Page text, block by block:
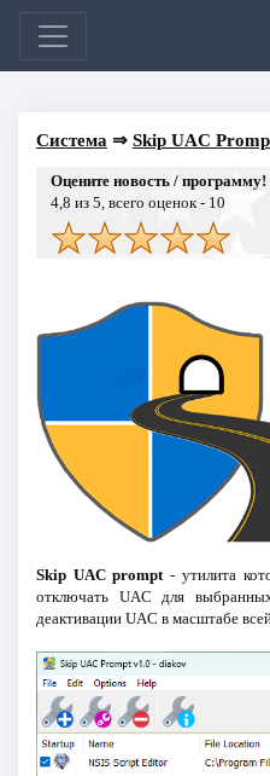
Система ⇒ Skip UAC
Оцените новость / программу!
4,8 из 5, всего оценок - 10
Skip UAC prompt- утилита
отключать UAC для
деактивации UAC в масштабе